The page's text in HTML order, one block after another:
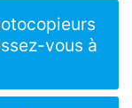
vous à